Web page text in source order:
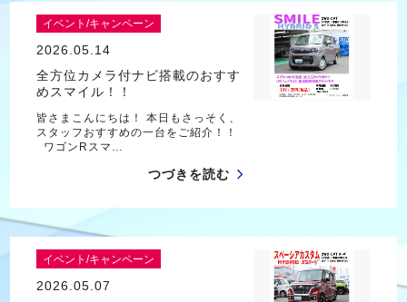
イベント/キャンペーン
2026.05.14
全方位カメラ付ナビ搭載のおすす
めスマイル！！
皆さまこんにちは！ 本日もさっそく、
スタッフおすすめの一台をご紹介！！
ワゴンRスマ…
つづきを読む
イベント/キャンペーン
2026.05.07